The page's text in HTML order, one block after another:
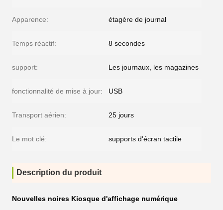
Apparence: étagère de journal
Temps réactif: 8 secondes
support: Les journaux, les magazines
fonctionnalité de mise à jour: USB
Transport aérien: 25 jours
Le mot clé: supports d'écran tactile
Description du produit
Nouvelles noires Kiosque d'affichage numérique